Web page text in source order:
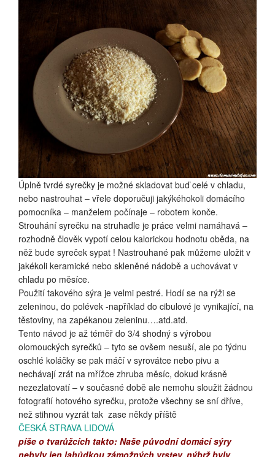
Úplně tvrdé syrečky je možné skladovat buď celé v chladu,
nebo nastrouhat – vřele doporučuji jakýkéhokoli domácího
pomocníka – manželem počínaje – robotem konče.
Strouhání syrečku na struhadle je práce velmi namáhavá –
rozhodně člověk vypotí celou kalorickou hodnotu oběda, na
něž bude syreček sypat ! Nastrouhané pak můžeme uložit v
jakékoli keramické nebo skleněné nádobě a uchovávat v
chladu po měsíce.
Použití takového sýra je velmi pestré. Hodí se na rýži se
zeleninou, do polévek -například do cibulové je vynikající, na
těstoviny, na zapékanou zeleninu….atd.atd.
Tento návod je až téměř do 3/4 shodný s výrobou
olomouckých syrečků – tyto se ovšem nesuší, ale po týdnu
oschlé koláčky se pak máčí v syrovátce nebo pivu a
nechávají zrát na mřížce zhruba měsíc, dokud krásně
nezezlatovatí – v současné době ale nemohu sloužit žádnou
fotografií hotového syrečku, protože všechny se sní dříve,
než stihnou vyzrát tak zase někdy příště
ČESKÁ STRAVA LIDOVÁ
píše o tvarůžcích takto: Naše původní domácí sýry